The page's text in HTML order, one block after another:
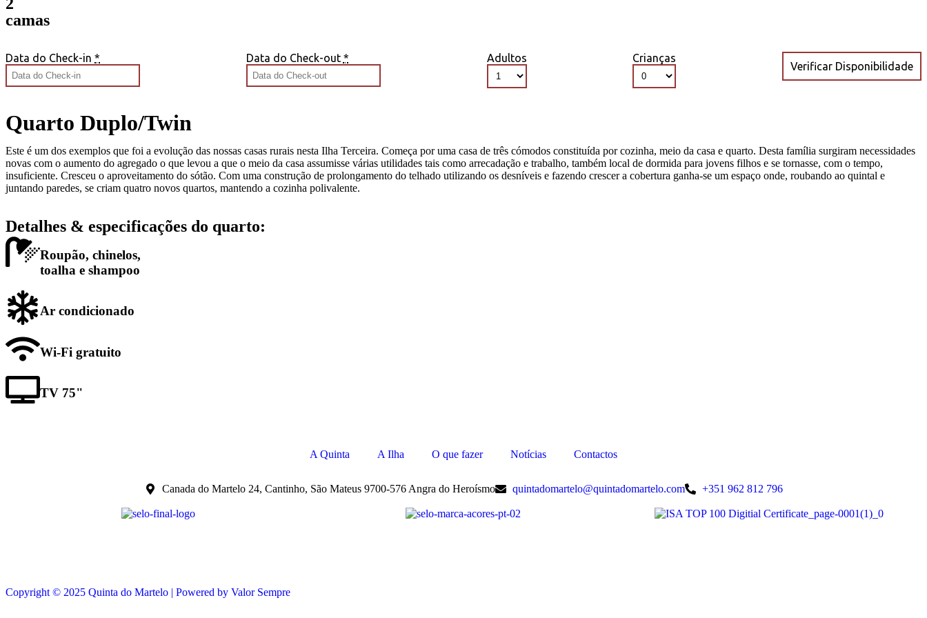
camas
Data do Check-in * Data do Check-out * Adultos Crianças
Quarto Duplo/Twin
Este é um dos exemplos que foi a evolução das nossas casas rurais nesta Ilha Terceira. Começa por uma casa de três cómodos constituída por cozinha, meio da casa e quarto. Desta família surgiram necessidades
novas com o aumento do agregado o que levou a que o meio da casa assumisse várias utilidades tais como arrecadação e trabalho, também local de dormida para jovens filhos e se tornasse, com o tempo,
insuficiente. Cresceu o aproveitamento do sótão. Com uma construção de prolongamento do telhado utilizando os desníveis e fazendo crescer a cobertura ganha-se um espaço onde, roubando ao quintal e
juntando paredes, se criam quatro novos quartos, mantendo a cozinha polivalente.
Detalhes & especificações do quarto:
Roupão, chinelos,
toalha e shampoo
Ar condicionado
Wi-Fi gratuito
TV 75"
A Quinta A Ilha O que fazer Notícias Contactos
Canada do Martelo 24, Cantinho, São Mateus 9700-576 Angra do Heroísmo quintadomartelo@quintadomartelo.com +351 962 812 796
Copyright © 2025 Quinta do Martelo | Powered by Valor Sempre